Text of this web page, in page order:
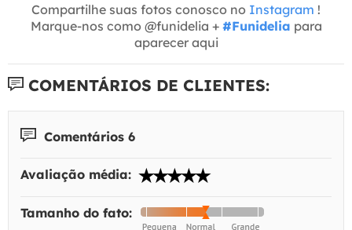
Compartilhe suas fotos conosco no Instagram !
Marque-nos como @funidelia + #Funidelia para
aparecer aqui
COMENTÁRIOS DE CLIENTES:
Comentários 6
Avaliação média:
Tamanho do fato: